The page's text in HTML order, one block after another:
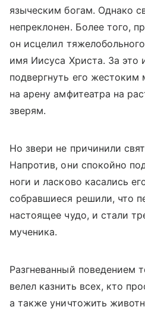
языческим богам. Однако
непреклонен. Более того,
он исцелил
имя Иисуса Христа. За это
подвергнуть его жестоким
на арену амфитеатра на
зверям.
Но звери не причинили
Напротив, они спокойно
ноги и ласково касались
собравшиеся решили, что
настоящее чудо, и стали
мученика.
Разгневанный поведением
велел казнить всех, кто
а также уничтожить